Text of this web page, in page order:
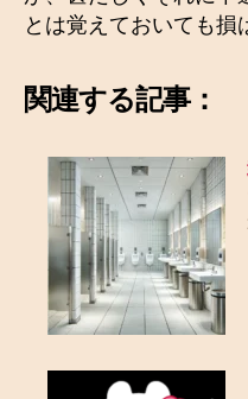
とは覚えておいても損
関連する記事：